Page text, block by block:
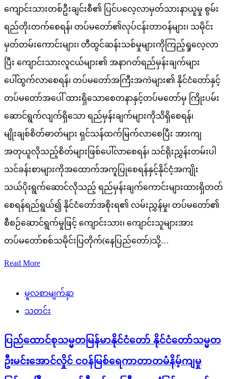
ကျောင်းသားတစ်ဦးချင်းစီ၏ ပြင်ပလေ့လာမှတ်သားနာယူမှု စွမ်း
ရည်တိုးတက်စေရန်၊ တပ်မတော်၏လုပ်ငန်းတာဝန်များ၊ သမိုင်း
မှတ်တမ်းကောင်းများ၊ တီထွင်ဆန်းသစ်မှုများကိုကြည့်ရှုလေ့လာ
ပြီး ကျောင်းသားလူငယ်များ၏ အနာဂတ်ရည်မှန်းချက်များ
ပေါ်ထွက်လာစေရန်၊ တပ်မတော်အကြီးအကဲများ၏ နိုင်ငံတော်နှင့်
တပ်မတော်အပေါ် ထားရှိသောစေတနာနှင့်တပ်မတော်မှ ကြိုးပမ်း
ဆောင်ရွက်လျက်ရှိသော ရည်မှန်းချက်များကိုသိရှိစေရန်၊
မျိုးချစ်စိတ်ဓာတ်များ ရှင်သန်ထက်မြက်လာစေပြီး အားကျ
အတုယူလိုသည့်စိတ်များဖြစ်ပေါ်လာစေရန်၊ သင်ရိုးညွှန်းတမ်းပါ
သင်ခန်းစာများကိုအထောက်အကူပြုစေရန်နှင့်နိုင်ငံ့အကျိုး
သယ်ပိုးရွက်ဆောင်လိုသည့် ရည်မှန်းချက်ကောင်းများထားရှိတတ်
စေရန်ရည်ရွယ်၍ နိုင်ငံတော်အစိုးရ၏ လမ်းညွှန်မှု၊ တပ်မတော်၏
စီစဉ်ဆောင်ရွက်မှုဖြင့် ကျောင်းသား၊ ကျောင်းသူများအား
တပ်မတော်စစ်သမိုင်းပြတိုက်(နေပြည်တော်)သို့…
Read More
မူလစာမျက်နှာ
သတင်း
ပြည်ထောင်စုသမ္မတမြန်မာနိုင်ငံတော် နိုင်ငံတော်သမ္မတ
ဦးမင်းအောင်လှိုင် ငဝန်မြစ်ရေကာတာတမံနိမ့်ကျမှု